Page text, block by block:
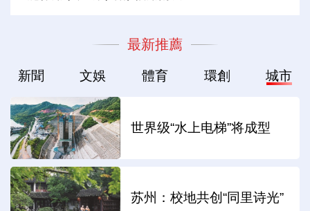
最新推薦
新聞 文娛 體育 環創 城市
世界级“水上电梯”将成型
苏州：校地共创“同里诗光”